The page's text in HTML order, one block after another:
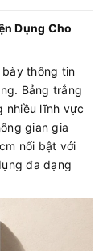
Dụng Cho
bày thông tin
Bảng trắng
nhiều lĩnh vực
gian gia
nổi bật với
đa dạng